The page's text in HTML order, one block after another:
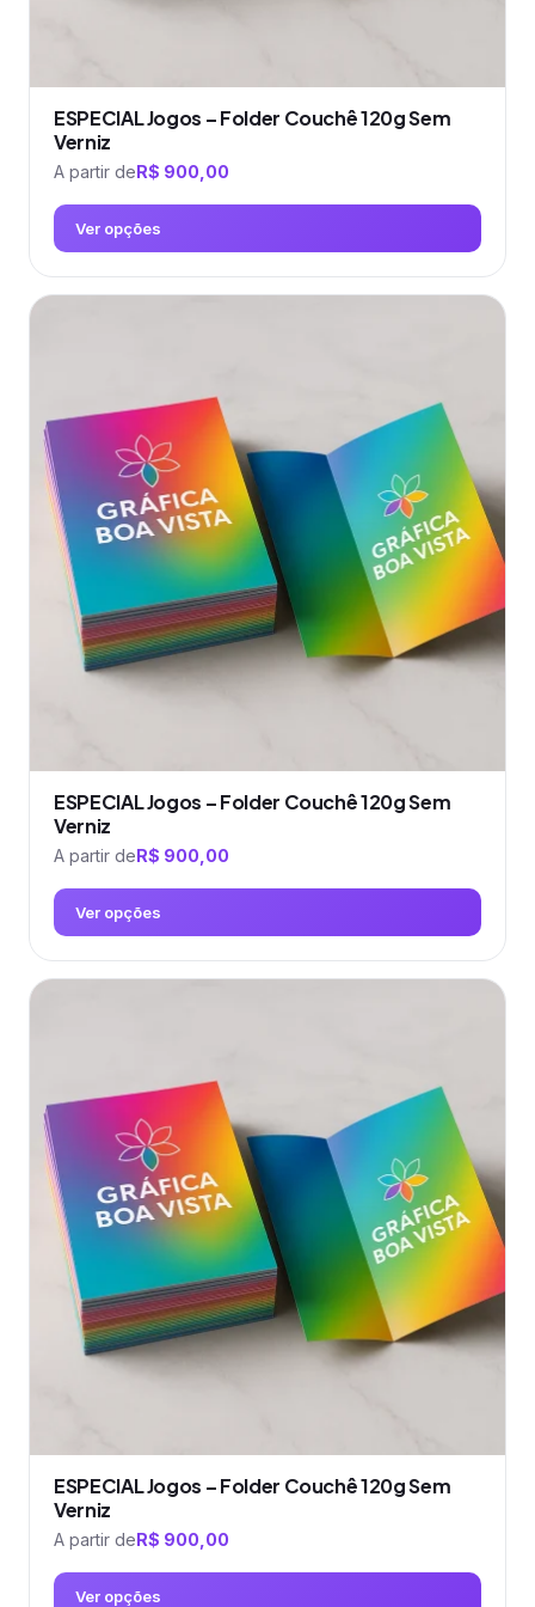
ESPECIAL Jogos – Folder Couchê 120g Sem
Verniz
A partir deR$ 900,00
Ver opções
Este
produto
variantes.
As
opções
podem
ser
escolhidas
página
produto
ESPECIAL Jogos – Folder Couchê 120g Sem
Verniz
A partir deR$ 900,00
Ver opções
Este
produto
variantes.
As
opções
podem
ser
escolhidas
página
produto
ESPECIAL Jogos – Folder Couchê 120g Sem
Verniz
A partir deR$ 900,00
Ver opções